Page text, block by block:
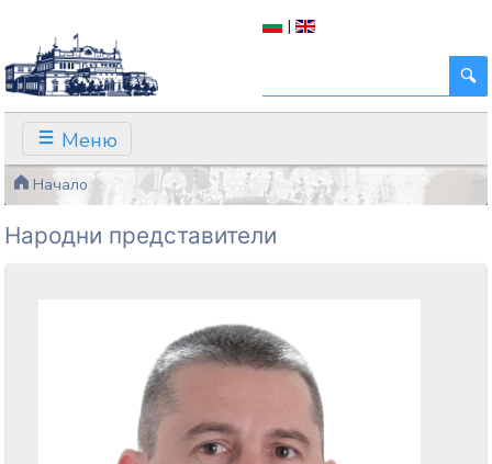
|
Меню
Начало
Народни представители